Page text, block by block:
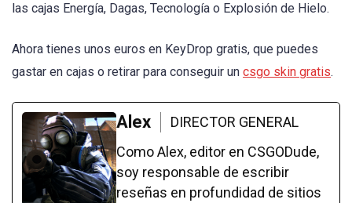
las cajas Energía, Dagas, Tecnología o Explosión de Hielo.
Ahora tienes unos euros en KeyDrop gratis, que puedes
gastar en cajas o retirar para conseguir un csgo skin gratis.
Alex
DIRECTOR GENERAL
Como Alex, editor en CSGODude,
soy responsable de escribir
reseñas en profundidad de sitios